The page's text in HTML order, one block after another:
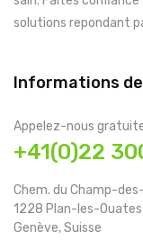
solutions repondant
Informations
Appelez-nous
+41(0)22
Chem. du Champ-
1228 Plan-les-Ouates
Genève, Suisse